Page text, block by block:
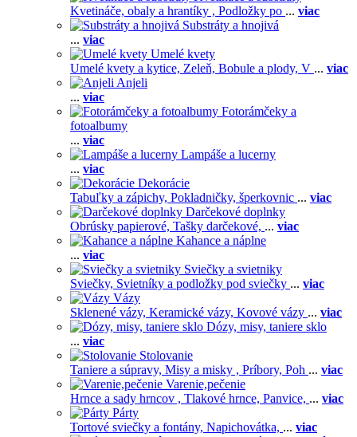
Kvetináče, obaly a hrantíky , Podložky po ... viac
Substráty a hnojivá
... viac
Umelé kvety
Umelé kvety a kytice, Zeleň, Bobule a plody, V ... viac
Anjeli
... viac
Fotorámčeky a
fotoalbumy
... viac
Lampáše a lucerny
... viac
Dekorácie
Tabuľky a zápichy, Pokladničky, šperkovnic ... viac
Darčekové doplnky
Obrúsky papierové, Tašky darčekové, ... viac
Kahance a náplne
... viac
Sviečky a svietniky
Sviečky, Svietníky a podložky pod sviečky ... viac
Vázy
Sklenené vázy, Keramické vázy, Kovové vázy ... viac
Dózy, misy, taniere sklo
... viac
Stolovanie
Taniere a súpravy, Misy a misky , Príbory, Poh ... viac
Varenie,pečenie
Hrnce a sady hrncov , Tlakové hrnce, Panvice, ... viac
Párty
Tortové sviečky a fontány, Napichovátka, ... viac